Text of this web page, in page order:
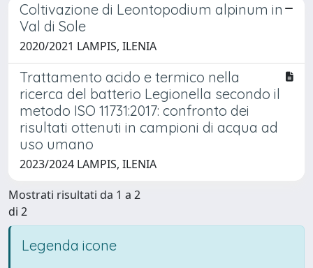
Coltivazione di Leontopodium alpinum in
Val di Sole
2020/2021 LAMPIS, ILENIA
Trattamento acido e termico nella
ricerca del batterio Legionella secondo il
metodo ISO 11731:2017: confronto dei
risultati ottenuti in campioni di acqua ad
uso umano
2023/2024 LAMPIS, ILENIA
Mostrati risultati da 1 a 2
di 2
Legenda icone